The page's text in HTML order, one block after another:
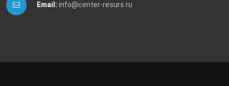
Email: info@center-resurs.ru